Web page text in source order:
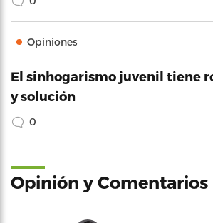
Opiniones
El sinhogarismo juvenil tiene
y solución
0
Opinión y Comentarios